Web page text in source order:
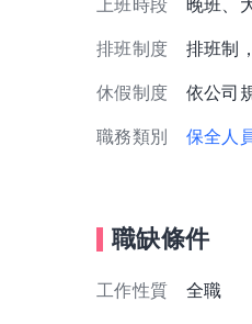
上班時段 晚班、
排班制度 排班制
休假制度 依公司
職務類別 保全人
職缺條件
工作性質 全職